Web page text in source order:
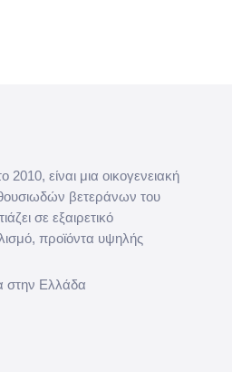
είναι μια οικογενειακή
βετεράνων του
σε εξαιρετικό
προϊόντα υψηλής
στην Ελλάδα